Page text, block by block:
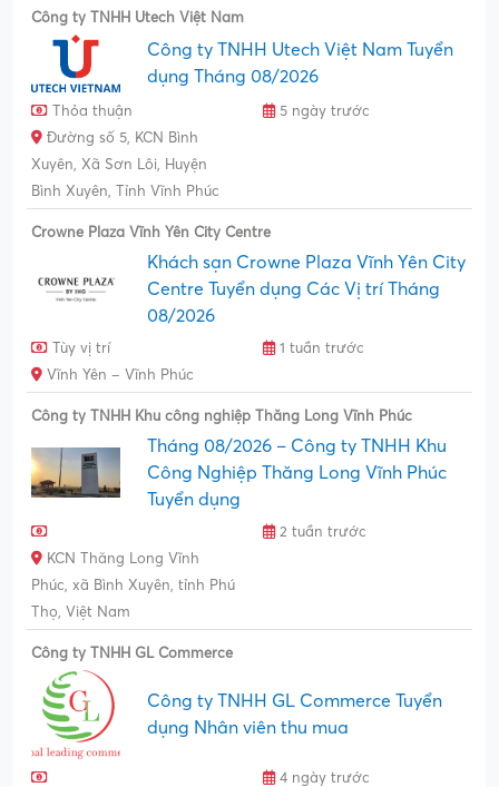
Công ty TNHH Utech Việt Nam
Công ty TNHH Utech Việt Nam Tuyển
dụng Tháng 08/2026
Thỏa thuận
5 ngày trước
Đường số 5, KCN Bình
Xuyên, Xã Sơn Lôi, Huyện
Bình Xuyên, Tỉnh Vĩnh Phúc
Crowne Plaza Vĩnh Yên City Centre
Khách sạn Crowne Plaza Vĩnh Yên City
Centre Tuyển dụng Các Vị trí Tháng
08/2026
Tùy vị trí
1 tuần trước
Vĩnh Yên – Vĩnh Phúc
Công ty TNHH Khu công nghiệp Thăng Long Vĩnh Phúc
Tháng 08/2026 – Công ty TNHH Khu
Công Nghiệp Thăng Long Vĩnh Phúc
Tuyển dụng
2 tuần trước
KCN Thăng Long Vĩnh
Phúc, xã Bình Xuyên, tỉnh Phú
Thọ, Việt Nam
Công ty TNHH GL Commerce
Công ty TNHH GL Commerce Tuyển
dụng Nhân viên thu mua
4 ngày trước